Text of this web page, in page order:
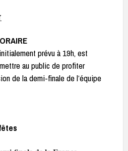
prévu à 19h, est
au public de profiter
de la demi-finale de l’équipe